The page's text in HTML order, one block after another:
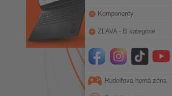
Komponenty
ZĽAVA - B kategórie
Rudolfova herná zóna